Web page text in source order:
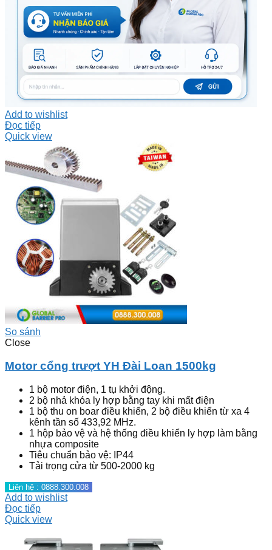
Add to wishlist
Đọc tiếp
Quick view
So sánh
Close
Motor cổng trượt YH Đài Loan 1500kg
1 bộ motor điện, 1 tụ khởi động.
2 bộ nhả khóa ly hợp bằng tay khi mất điện
1 bộ thu on boar điều khiển, 2 bộ điều khiển từ xa 4
kênh tần số 433,92 MHz.
1 hộp bảo vệ và hệ thống điều khiển ly hợp làm bằng
nhựa composite
Tiêu chuẩn bảo vệ: IP44
Tải trọng cửa từ 500-2000 kg
Liên hệ : 0888.300.008
Add to wishlist
Đọc tiếp
Quick view